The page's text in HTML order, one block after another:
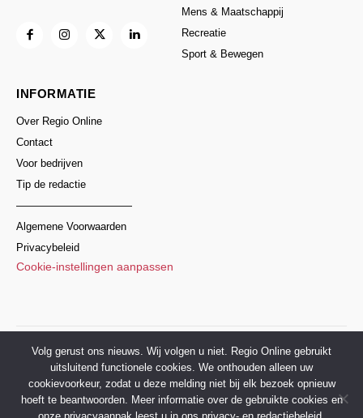
Mens & Maatschappij
Recreatie
Sport & Bewegen
INFORMATIE
Over Regio Online
Contact
Voor bedrijven
Tip de redactie
———————————
Algemene Voorwaarden
Privacybeleid
Cookie-instellingen aanpassen
Volg gerust ons nieuws. Wij volgen u niet. Regio Online gebruikt
uitsluitend functionele cookies. We onthouden alleen uw
cookievoorkeur, zodat u deze melding niet bij elk bezoek opnieuw
hoeft te beantwoorden. Meer informatie over de gebruikte cookies en